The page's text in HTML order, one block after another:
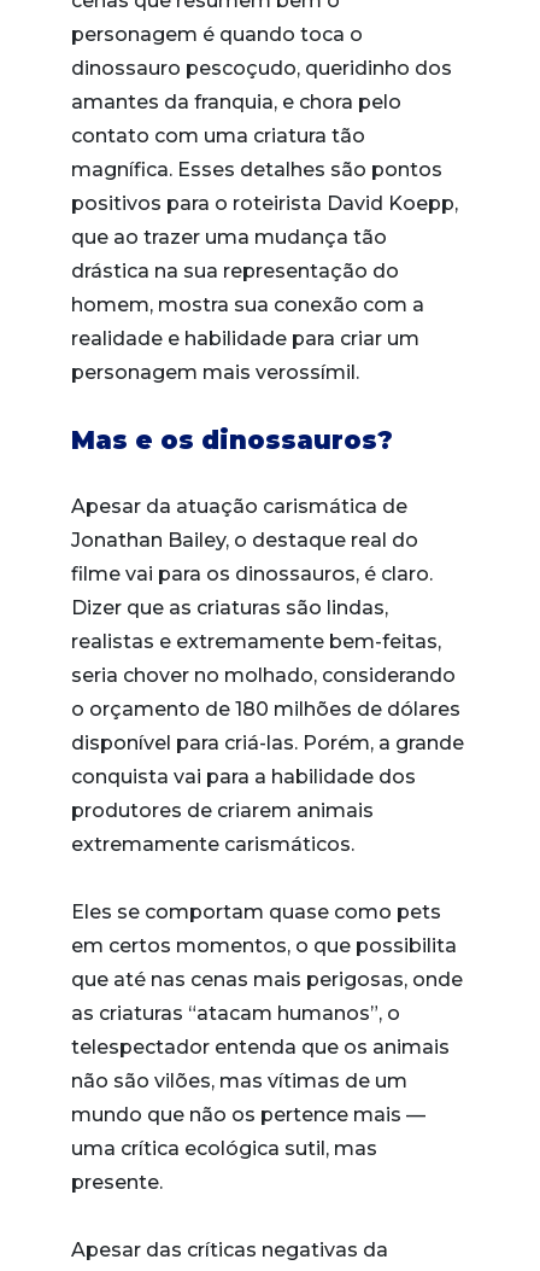
personagem é quando toca o
dinossauro pescoçudo, queridinho dos
amantes da franquia, e chora pelo
contato com uma criatura tão
magnífica. Esses detalhes são pontos
positivos para o roteirista David Koepp,
que ao trazer uma mudança tão
drástica na sua representação do
homem, mostra sua conexão com a
realidade e habilidade para criar um
personagem mais verossímil.
Mas e os dinossauros?
Apesar da atuação carismática de
Jonathan Bailey, o destaque real do
filme vai para os dinossauros, é claro.
Dizer que as criaturas são lindas,
realistas e extremamente bem-feitas,
seria chover no molhado, considerando
o orçamento de 180 milhões de dólares
disponível para criá-las. Porém, a grande
conquista vai para a habilidade dos
produtores de criarem animais
extremamente carismáticos.
Eles se comportam quase como pets
em certos momentos, o que possibilita
que até nas cenas mais perigosas, onde
as criaturas “atacam humanos”, o
telespectador entenda que os animais
não são vilões, mas vítimas de um
mundo que não os pertence mais —
uma crítica ecológica sutil, mas
presente.
Apesar das críticas negativas da